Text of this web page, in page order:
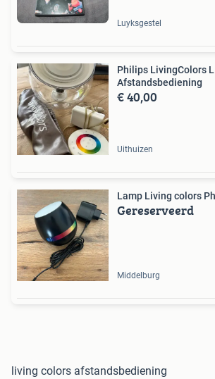
Luyksgestel
Philips LivingColors
Afstandsbediening
€ 40,00
Uithuizen
Lamp Living colors
Gereserveerd
Middelburg
living colors afstandsbediening